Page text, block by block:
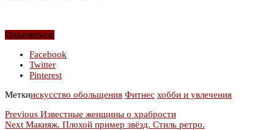
Поделиться:
Facebook
Twitter
Pinterest
Меткиискусство обольщения Фитнес хобби и увлечения
Previous Известные женщины о храбрости
Next Макияж. Плохой пример звёзд. Стиль ретро.